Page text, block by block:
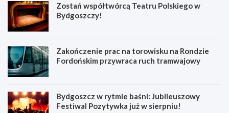
Zostań współtwórcą Teatru Polskiego w
Bydgoszczy!
Zakończenie prac na torowisku na Rondzie
Fordońskim przywraca ruch tramwajowy
Bydgoszcz w rytmie baśni: Jubileuszowy
Festiwal Pozytywka już w sierpniu!